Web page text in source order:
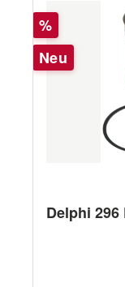
Rabatt
%
Neu
Delphi